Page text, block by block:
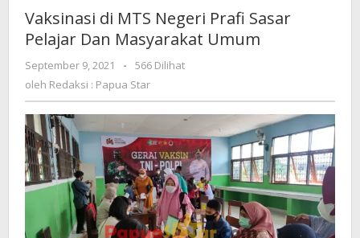
Negeri
Prafi
Umum
Vaksinasi di MTS Negeri Prafi Sasar
Pelajar Dan Masyarakat Umum
September 9, 2021
oleh
Redaksi
Star
-
566 Dilihat
oleh Redaksi : Papua Star